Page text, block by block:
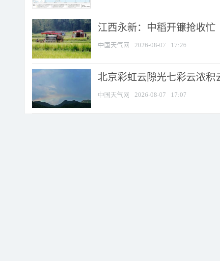
江西永新：中稻开镰抢收忙
中国天气网 2026-08-07 17:26
北京彩虹云隙光七彩云浓积
中国天气网 2026-08-07 17:07